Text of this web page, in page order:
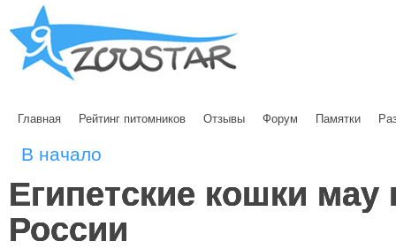
Главная Рейтинг питомников Отзывы Форум Памятки
В начало
Египетские кошки мау
России